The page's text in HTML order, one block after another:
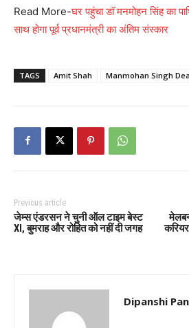
Read More-घर पहुंचा डाॅ मनमोहन सिंह का
साथ होगा पूर्व प्रधानमंत्री का अंतिम संस्कार
TAGS Amit Shah Manmohan Singh
Previous article
जेम्स एंडरसन ने चुनी ऑल टाइम बेस्ट
XI, बुमराह और रोहित को नहीं दी जगह
Dipanshi